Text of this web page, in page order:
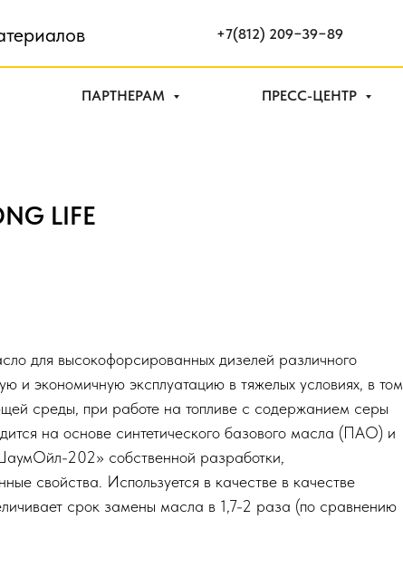
+7(812) 209−39−89
ПАРТНЕРАМ ПРЕСС-ЦЕНТР
LIFE
для высокофорсированных дизелей различного
и экономичную эксплуатацию в тяжелых условиях, в том
среды, при работе на топливе с содержанием серы
на основе синтетического базового масла (ПАО) и
202» собственной разработки,
свойства. Используется в качестве в качестве
срок замены масла в 1,7-2 раза (по сравнению